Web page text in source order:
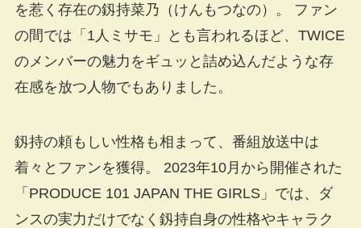
を惹く存在の釼持菜乃（けんもつなの）。 ファン
の間では「1人ミサモ」とも言われるほど、TWICE
のメンバーの魅力をギュッと詰め込んだような存
在感を放つ人物でもありました。
釼持の頼もしい性格も相まって、番組放送中は
着々とファンを獲得。 2023年10月から開催された
「PRODUCE 101 JAPAN THE GIRLS」では、ダ
ンスの実力だけでなく釼持自身の性格やキャラク